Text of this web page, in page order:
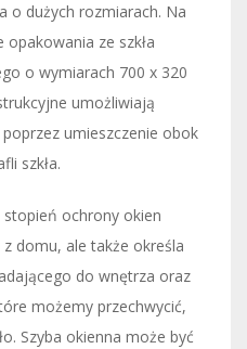
o dużych rozmiarach. Na
ze szkła
o wymiarach 700 x 320
umożliwiają
umieszczenie obok
szkła.
stopień ochrony okien
domu, ale także określa
do wnętrza oraz
możemy przechwycić,
Szyba okienna może być